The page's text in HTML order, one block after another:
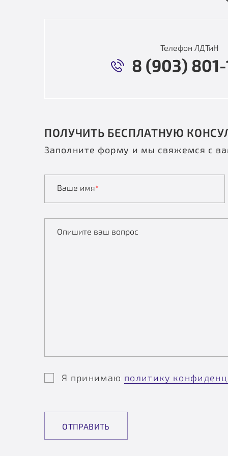
Телефон ЛДТиН
8 (903)
ПОЛУЧИТЬ БЕСПЛАТНУЮ
Заполните форму и мы свяжемся с
Ваше имя*
Опишите ваш вопрос
Я принимаю политику
ОТПРАВИТЬ